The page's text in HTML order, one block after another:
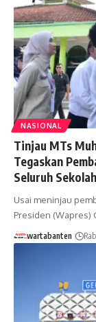
NASIONAL
Tinjau MTs
Tegaskan
Seluruh Sekolah
Usai meninjau
Presiden (Wapres)
wartabanten